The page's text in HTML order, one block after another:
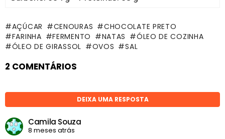
AÇÚCAR CENOURAS
CHOCOLATE PRETO
FARINHA
FERMENTO NATAS
ÓLEO DE COZINHA
ÓLEO DE GIRASSOL
OVOS SAL
2 COMENTÁRIOS
DEIXA UMA RESPOSTA
Camila Souza
8 meses atrás